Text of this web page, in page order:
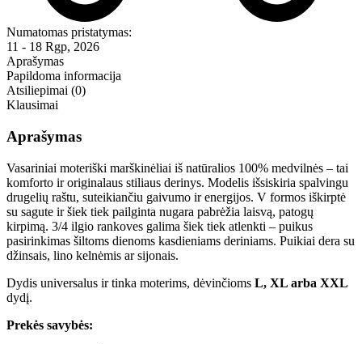
Numatomas pristatymas:
11 - 18 Rgp, 2026
Aprašymas
Papildoma informacija
Atsiliepimai (0)
Klausimai
Aprašymas
Vasariniai moteriški marškinėliai iš natūralios 100% medvilnės – tai
komforto ir originalaus stiliaus derinys. Modelis išsiskiria spalvingu
drugelių raštu, suteikiančiu gaivumo ir energijos. V formos iškirptė
su sagute ir šiek tiek pailginta nugara pabrėžia laisvą, patogų
kirpimą. 3/4 ilgio rankoves galima šiek tiek atlenkti – puikus
pasirinkimas šiltoms dienoms kasdieniams deriniams. Puikiai dera su
džinsais, lino kelnėmis ar sijonais.
Dydis universalus ir tinka moterims, dėvinčioms L, XL arba XXL
dydį.
Prekės savybės: